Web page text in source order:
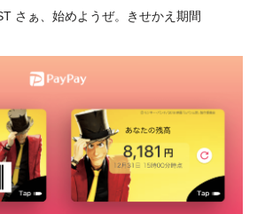
さぁ、始めようぜ。きせかえ期間